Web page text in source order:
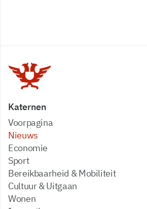
Katernen
Voorpagina
Nieuws
Economie
Sport
Bereikbaarheid & Mobiliteit
Cultuur & Uitgaan
Wonen